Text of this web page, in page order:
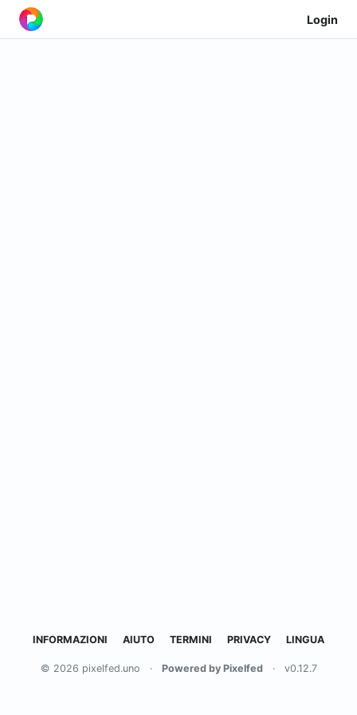
Login
INFORMAZIONI AIUTO TERMINI PRIVACY LINGUA
© 2026 pixelfed.uno · Powered by Pixelfed · v0.12.7